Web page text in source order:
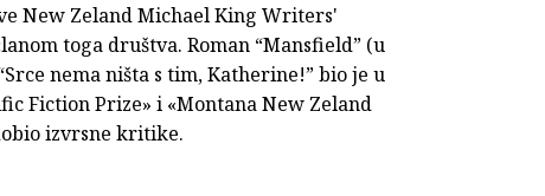
New Zeland Michael King Writers'
toga društva. Roman “Mansfield” (u
nema ništa s tim, Katherine!” bio je u
Fiction Prize» i «Montana New Zeland
izvrsne kritike.